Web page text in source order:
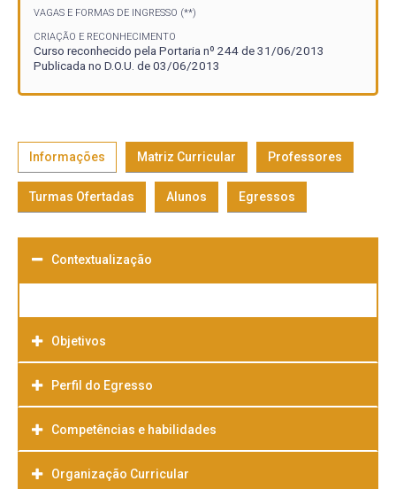
VAGAS E FORMAS DE INGRESSO (**)
CRIAÇÃO E RECONHECIMENTO
Curso reconhecido pela Portaria nº 244 de 31/06/2013
Publicada no D.O.U. de 03/06/2013
Informações Matriz Curricular Professores
Turmas Ofertadas Alunos Egressos
Contextualização
Objetivos
Perfil do Egresso
Competências e habilidades
Organização Curricular